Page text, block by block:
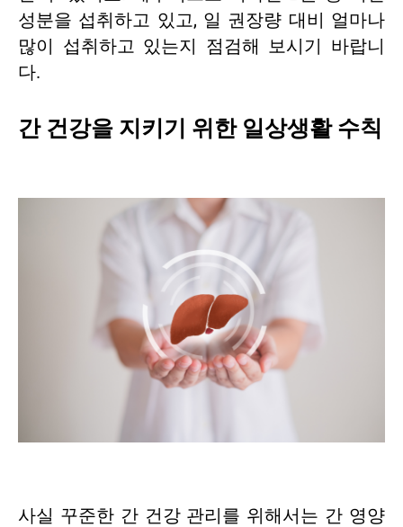
성분을 섭취하고 있고, 일 권장량 대비 얼마나
많이 섭취하고 있는지 점검해 보시기 바랍니
다.
간 건강을 지키기 위한 일상생활 수칙
사실 꾸준한 간 건강 관리를 위해서는 간 영양